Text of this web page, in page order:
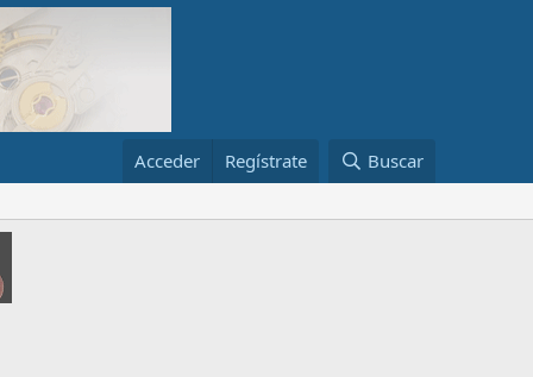
Acceder Regístrate Buscar